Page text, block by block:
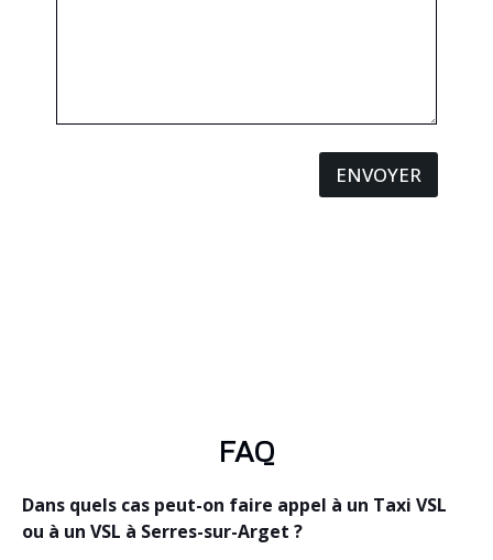
ENVOYER
FAQ
Dans quels cas peut-on faire appel à un Taxi VSL
ou à un VSL à Serres-sur-Arget ?